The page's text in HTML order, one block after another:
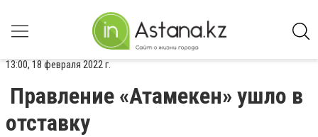
13:00, 18 февраля 2022 г.
Правление «Атамекен» ушло в
отставку